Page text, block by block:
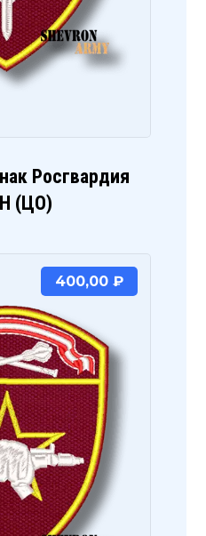
Росгвардия
(ЦО)
400,00 ₽